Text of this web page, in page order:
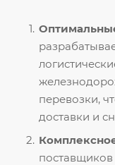
перевозки,
доставки и
поставщиков